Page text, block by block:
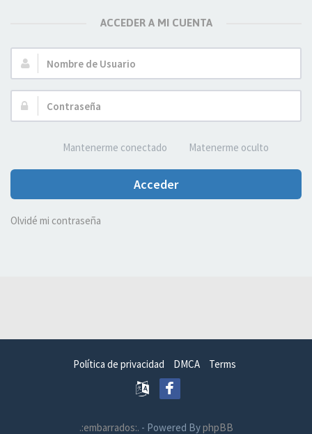
ACCEDER A MI CUENTA
Nombre
de
Usuario:
Contraseña:
Mantenerme conectado Matenerme oculto
Acceder
Olvidé mi contraseña
Política de privacidad DMCA Terms
.:embarrados:. - Powered ByphpBB